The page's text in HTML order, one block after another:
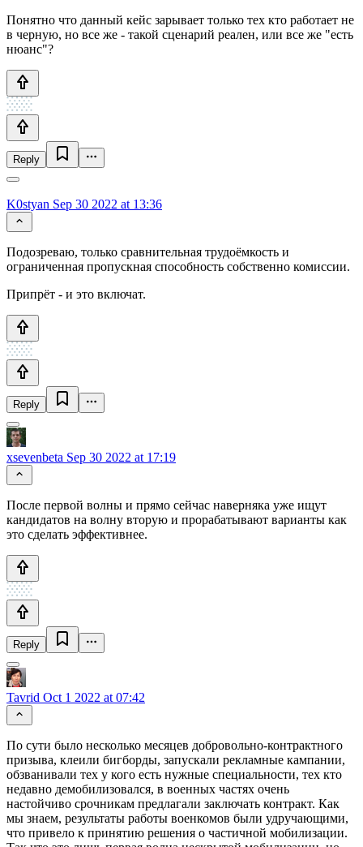
Понятно что данный кейс зарывает только тех кто работает не
в черную, но все же - такой сценарий реален, или все же "есть
нюанс"?
Reply
K0styan Sep 30 2022 at 13:36
Подозреваю, только сравнительная трудоёмкость и
ограниченная пропускная способность собственно комиссии.
Припрёт - и это включат.
Reply
xsevenbeta Sep 30 2022 at 17:19
После первой волны и прямо сейчас наверняка уже ищут
кандидатов на волну вторую и прорабатывают варианты как
это сделать эффективнее.
Reply
Tavrid Oct 1 2022 at 07:42
По сути было несколько месяцев добровольно-контрактного
призыва, клеили бигборды, запускали рекламные кампании,
обзванивали тех у кого есть нужные специальности, тех кто
недавно демобилизовался, в военных частях очень
настойчиво срочникам предлагали заключать контракт. Как
мы знаем, результаты работы военкомов были удручающими,
что привело к принятию решения о частичной мобилизации.